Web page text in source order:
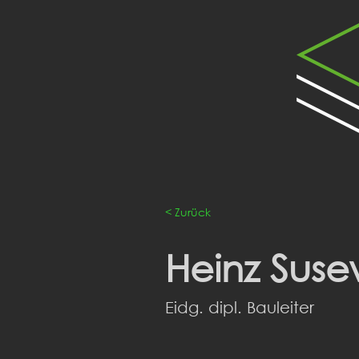
Heinz
< Zurück
Eidg. dipl. Bauleiter